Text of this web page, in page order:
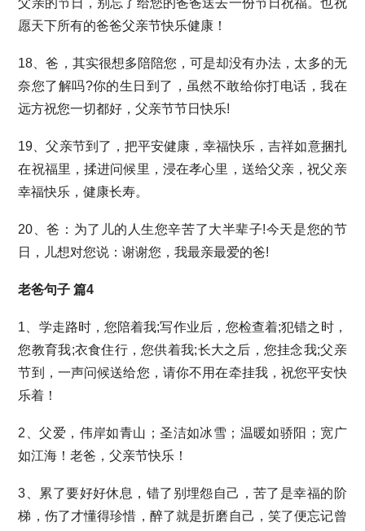
父亲的节日，别忘了给您的爸爸送去一份节日祝福。也祝
愿天下所有的爸爸父亲节快乐健康！
18、爸，其实很想多陪陪您，可是却没有办法，太多的无
奈您了解吗?你的生日到了，虽然不敢给你打电话，我在
远方祝您一切都好，父亲节节日快乐!
19、父亲节到了，把平安健康，幸福快乐，吉祥如意捆扎
在祝福里，揉进问候里，浸在孝心里，送给父亲，祝父亲
幸福快乐，健康长寿。
20、爸：为了儿的人生您辛苦了大半辈子!今天是您的节
日，儿想对您说：谢谢您，我最亲最爱的爸!
老爸句子 篇4
1、学走路时，您陪着我;写作业后，您检查着;犯错之时，
您教育我;衣食住行，您供着我;长大之后，您挂念我;父亲
节到，一声问候送给您，请你不用在牵挂我，祝您平安快
乐着！
2、父爱，伟岸如青山；圣洁如冰雪；温暖如骄阳；宽广
如江海！老爸，父亲节快乐！
3、累了要好好休息，错了别埋怨自己，苦了是幸福的阶
梯，伤了才懂得珍惜，醉了就是折磨自己，笑了便忘记曾